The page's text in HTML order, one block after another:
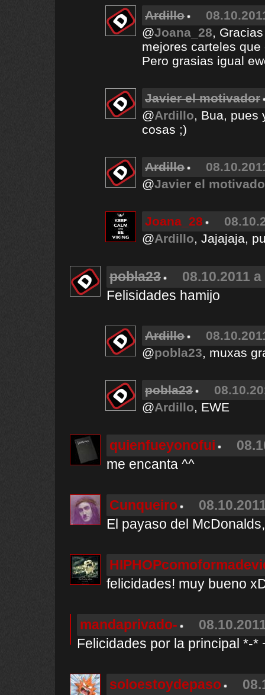
Ardillo
@Joana_28,
mejores carteles que
Pero grasias igual
Javier el motivador
@Ardillo, Bua, pues
cosas ;)
Ardillo
@Javier el
Joana_28
@Ardillo, Jajajaja,
pobla23
08.10.2011
Felisidades hamijo
Ardillo
@pobla23, muxas
pobla23
@Ardillo, EWE
quienfueyonofui
me encanta ^^
Cunqueiro
El payaso del
felicidades! muy bueno
mandaprivado-
Felicidades por la principal *-*
soloestoydepaso